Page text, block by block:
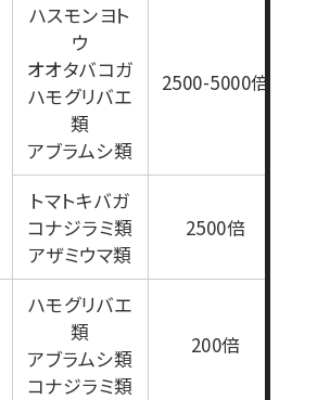
ハスモンヨト
ウ
オオタバコガ
ハモグリバエ
類
アブラムシ類
2500-5000倍
トマトキバガ
コナジラミ類
アザミウマ類
2500倍
ハモグリバエ
類
アブラムシ類
コナジラミ類
200倍